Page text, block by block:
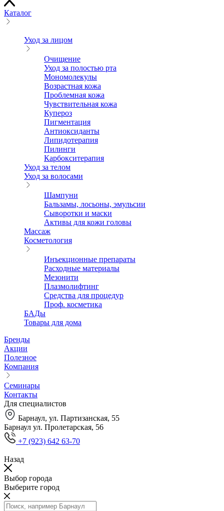
Каталог
Уход за лицом
Очищение
Уход за полостью рта
Мономолекулы
Возрастная кожа
Проблемная кожа
Чувствительная кожа
Купероз
Пигментация
Антиоксиданты
Липидотерапия
Пилинги
Карбокситерапия
Уход за телом
Уход за волосами
Шампуни
Бальзамы, лосьоны, эмульсии
Сыворотки и маски
Активы для кожи головы
Массаж
Косметология
Инъекционные препараты
Расходные материалы
Мезонити
Плазмолифтинг
Средства для процедур
Проф. косметика
БАДы
Товары для дома
Бренды
Акции
Полезное
Компания
Семинары
Контакты
Для специалистов
Барнаул, ул. Партизанская, 55
Барнаул ул. Пролетарская, 56
+7 (923) 642 63-70
Назад
Выбор города
Выберите город